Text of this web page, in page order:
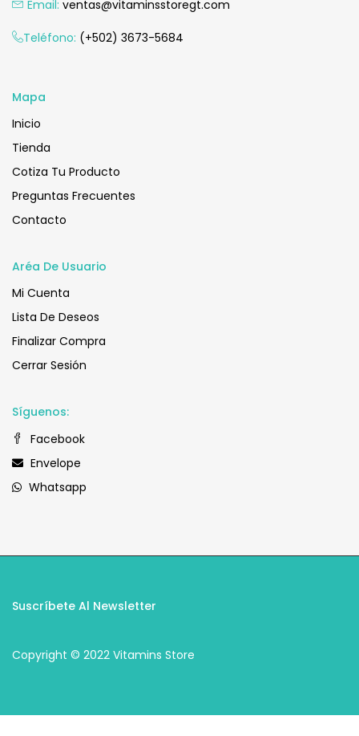
Añadir Al Carrito
Email: ventas@vitaminsstoregt.com
Teléfono: (+502) 3673-5684
Mapa
Inicio
Tienda
Cotiza Tu Producto
Preguntas Frecuentes
Contacto
Aréa De Usuario
Mi Cuenta
Lista De Deseos
Finalizar Compra
Cerrar Sesión
Síguenos:
Facebook
Envelope
Whatsapp
Copyright © 2022 Vitamins Store
Suscríbete Al Newsletter